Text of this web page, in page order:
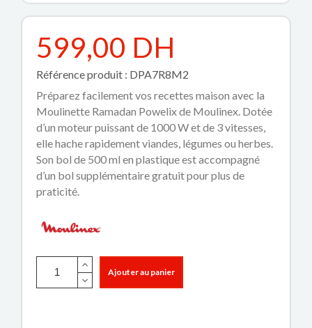
599,00 DH
Référence produit : DPA7R8M2
Préparez facilement vos recettes maison avec la
Moulinette Ramadan Powelix de Moulinex. Dotée
d’un moteur puissant de 1000 W et de 3 vitesses,
elle hache rapidement viandes, légumes ou herbes.
Son bol de 500 ml en plastique est accompagné
d’un bol supplémentaire gratuit pour plus de
praticité.
Ajouter au panier